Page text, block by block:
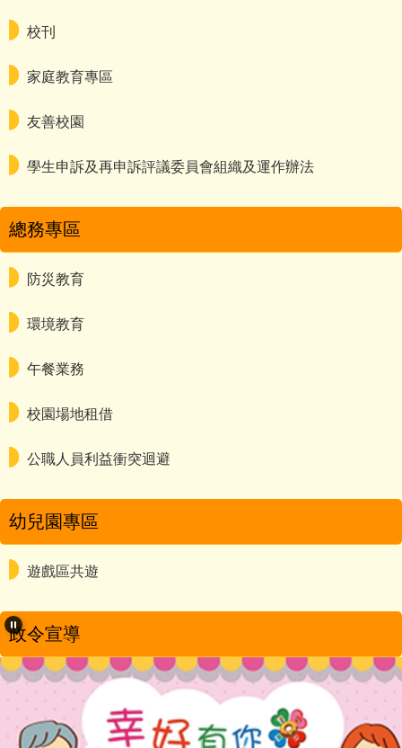
校刊
家庭教育專區
友善校園
學生申訴及再申訴評議委員會組織及運作辦法
總務專區
防災教育
環境教育
午餐業務
校園場地租借
公職人員利益衝突迴避
幼兒園專區
遊戲區共遊
政令宣導